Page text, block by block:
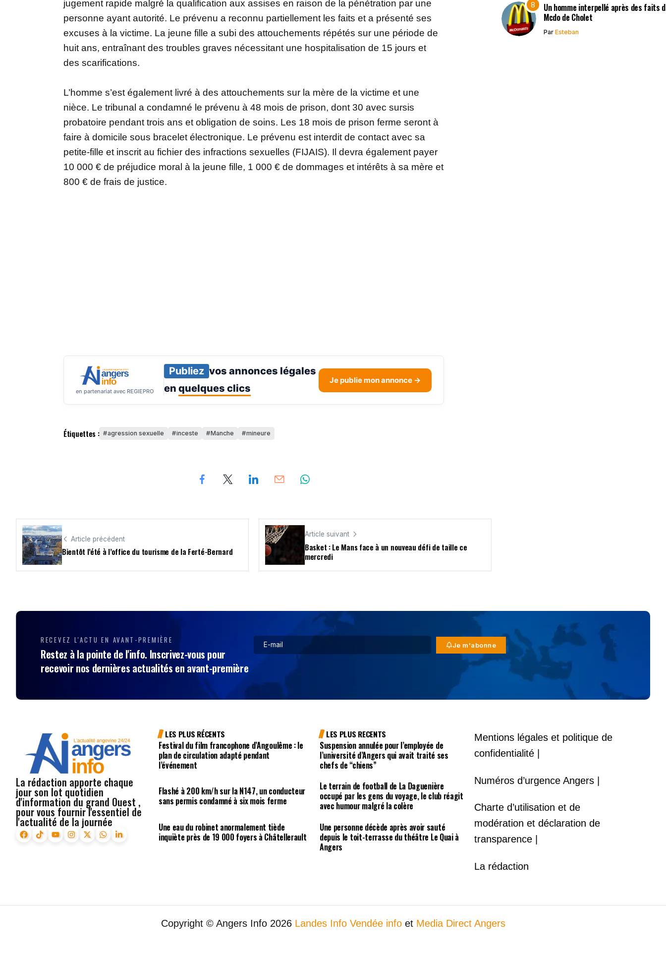
jugement rapide malgré la qualification aux assises en raison de la pénétration par une
personne ayant autorité. Le prévenu a reconnu partiellement les faits et a présenté ses
excuses à la victime. La jeune fille a subi des attouchements répétés sur une période de
huit ans, entraînant des troubles graves nécessitant une hospitalisation de 15 jours et
des scarifications.
L’homme s’est également livré à des attouchements sur la mère de la victime et une
nièce. Le tribunal a condamné le prévenu à 48 mois de prison, dont 30 avec sursis
probatoire pendant trois ans et obligation de soins. Les 18 mois de prison ferme seront à
faire à domicile sous bracelet électronique. Le prévenu est interdit de contact avec sa
petite-fille et inscrit au fichier des infractions sexuelles (FIJAIS). Il devra également payer
10 000 € de préjudice moral à la jeune fille, 1 000 € de dommages et intérêts à sa mère et
800 € de frais de justice.
en partenariat avec REGIEPRO
Publiez vos annonces légales
en quelques clics
Je publie mon annonce →
Étiquettes : agression sexuelle inceste Manche mineure
Article précédent
Bientôt l’été à l’office du tourisme de la Ferté-Bernard
Article suivant
Basket : Le Mans face à un nouveau défi de taille ce
mercredi
Un homme interpellé après des faits
Mcdo de Cholet
Par Esteban
RECEVEZ L'ACTU EN AVANT-PREMIÈRE
Restez à la pointe de l'info. Inscrivez-vous pour
recevoir nos dernières actualités en avant-première
Je m'abonne
La rédaction apporte chaque
jour son lot quotidien
d'information du grand Ouest ,
pour vous fournir l'essentiel de
l'actualité de la journée
LES PLUS RÉCENTS
Festival du film francophone d’Angoulême : le
plan de circulation adapté pendant
l’événement
Flashé à 200 km/h sur la N147, un conducteur
sans permis condamné à six mois ferme
Une eau du robinet anormalement tiède
inquiète près de 19 000 foyers à Châtellerault
LES PLUS RECENTS
Suspension annulée pour l’employée de
l’université d’Angers qui avait traité ses
chefs de “chiens”
Le terrain de football de La Daguenière
occupé par les gens du voyage, le club réagit
avec humour malgré la colère
Une personne décède après avoir sauté
depuis le toit-terrasse du théâtre Le Quai à
Angers
Mentions légales et politique de
confidentialité |
Numéros d’urgence Angers |
Charte d’utilisation et de
modération et déclaration de
transparence |
La rédaction
Copyright © Angers Info 2026 Landes Info Vendée infoet Media Direct Angers